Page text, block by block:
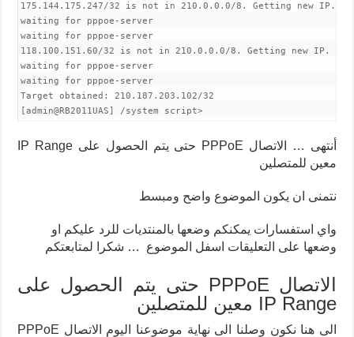
175.144.175.247/32 is not in 210.0.0.0/8. Getting new IP.
waiting for pppoe-server
waiting for pppoe-server
118.100.151.60/32 is not in 210.0.0.0/8. Getting new IP.
waiting for pppoe-server
waiting for pppoe-server
Target obtained: 210.187.203.102/32
[admin@RB2011UAS] /system script>
أنتهى … الاتصال PPPoE حتى يتم الحصول على IP Range
معين للمتصلين
نتمنى ان يكون الموضوع واضح ومبسط
واي استفسارات يمكنكم وضعها بالمنتديات للرد عليكم او
وضعها على التعليقات اسفل الموضوع … شكرا لمتابعتكم
الاتصال PPPoE حتى يتم الحصول على
IP Range معين للمتصلين
الى هنا نكون وصلنا الى نهاية موضوعنا اليوم الاتصال PPPoE